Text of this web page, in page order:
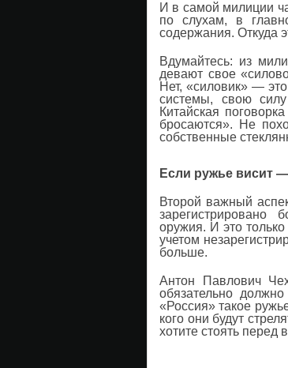
И в самой милиции
по слухам, в
содержания. Откуда
Вдумайтесь: из
девают свое
Нет, «силовик» —
системы, свою
Китайская
бросаются». Не
собственные
Если ружье висит
Второй важный
зарегистрировано
оружия. И это
учетом
больше.
Антон Павлович
обязательно
«Россия» такое
кого они будут
хотите стоять